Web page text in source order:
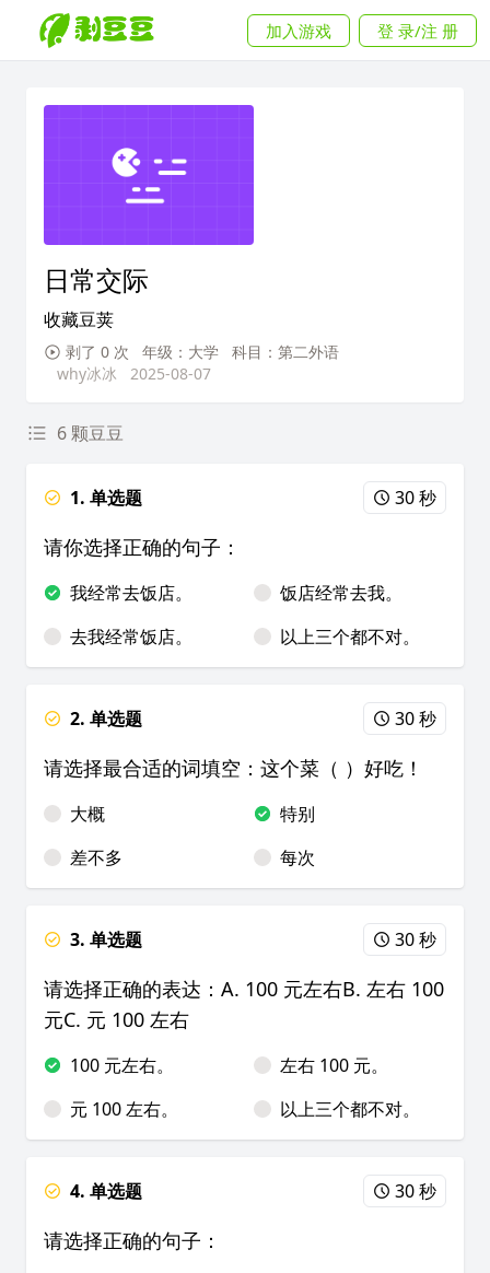
加入游戏 登 录/注 册
日常交际
收藏豆荚
剥了 0 次 年级：大学
科目：第二外语
why冰冰
2025-08-07
6 颗豆豆
1. 单选题 30 秒
请你选择正确的句子：
我经常去饭店。
饭店经常去我。
去我经常饭店。
以上三个都不对。
2. 单选题 30 秒
请选择最合适的词填空：这个菜（ ）好吃！
大概
特别
差不多
每次
3. 单选题 30 秒
请选择正确的表达：A. 100 元左右B. 左右 100
元C. 元 100 左右
100 元左右。
左右 100 元。
元 100 左右。
以上三个都不对。
4. 单选题 30 秒
请选择正确的句子：